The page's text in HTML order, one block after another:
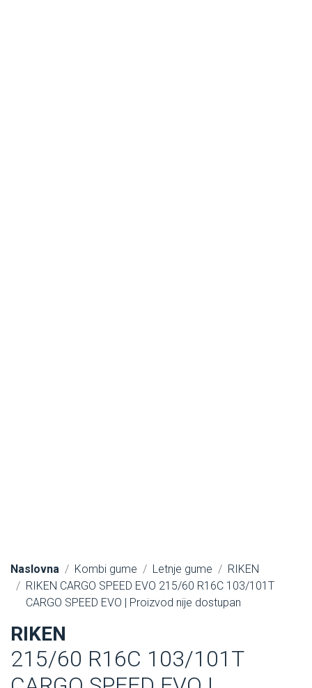
Naslovna Kombi gume Letnje gume
RIKEN
RIKEN CARGO SPEED EVO 215/60 R16C 103/101T
CARGO SPEED EVO | Proizvod nije dostupan
RIKEN
215/60 R16C 103/101T